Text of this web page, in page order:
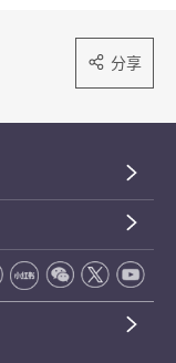
分享